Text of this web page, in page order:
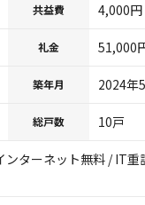
共益費 4,000円
礼金 51,000
築年月 2024年
総戸数 10戸
ターネット無料 / IT